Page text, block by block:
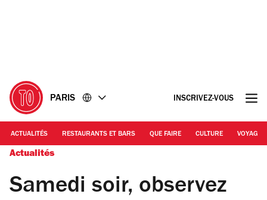
PARIS INSCRIVEZ-VOUS
ACTUALITÉS RESTAURANTS ET BARS QUE FAIRE CULTURE VOYAGE
Actualités
Samedi soir, observez